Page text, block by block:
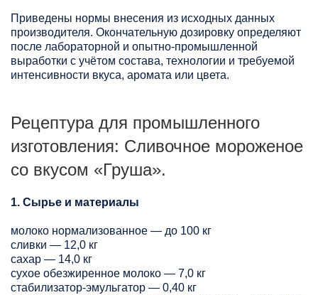
Приведены нормы внесения из исходных данных
производителя. Окончательную дозировку определяют
после лабораторной и опытно-промышленной
выработки с учётом состава, технологии и требуемой
интенсивности вкуса, аромата или цвета.
Рецептура для промышленного
изготовления: Сливочное мороженое
со вкусом «Груша».
1. Сырье и материалы
молоко нормализованное — до 100 кг
сливки — 12,0 кг
сахар — 14,0 кг
сухое обезжиренное молоко — 7,0 кг
стабилизатор-эмульгатор — 0,40 кг